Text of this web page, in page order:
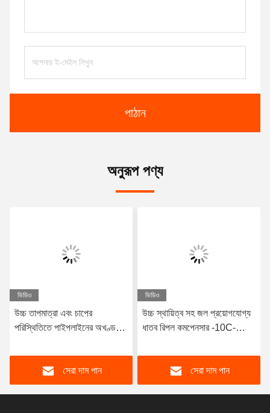
পাঠান
অনুরূপ পণ্য
ভিডিও
উচ্চ তাপমাত্রা এবং চাপের
পরিস্থিতিতে পাইপলাইনের অখণ্ডতা
ডিজাইন করা DIN ঢালাই করা
স্টেইনলেস স্টিলের ধাতব বেলো
সেরা দাম পান
ভিডিও
উচ্চ স্থায়িত্ব সহ জল প্রয়োগযোগ্য
ধাতব রিপল কমপেনসার -10C-
সেরা দাম পান